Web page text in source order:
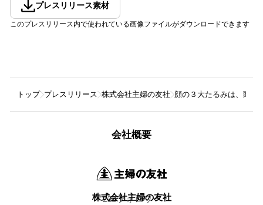
プレスリリース素材
このプレスリリース内で使われている画像ファイルがダウンロードできます
トップ プレスリリース 株式会社主婦の友社 顔の３大たるみは、頭
会社概要
株式会社主婦の友社
233フォロワー